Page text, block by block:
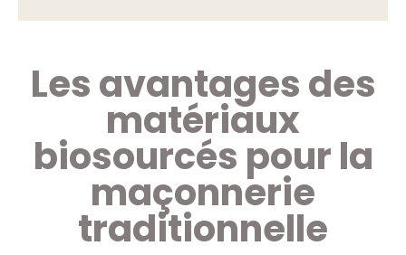
Les avantages des
matériaux
biosourcés pour la
maçonnerie
traditionnelle